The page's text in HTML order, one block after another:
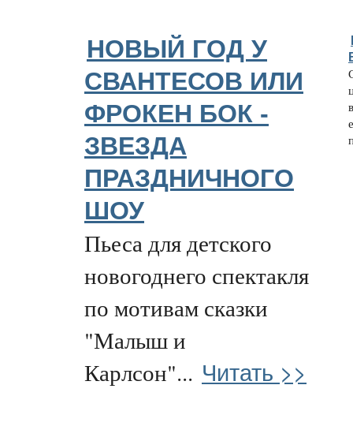
НОВЫЙ ГОД У
СВАНТЕСОВ ИЛИ
ФРОКЕН БОК -
ЗВЕЗДА
ПРАЗДНИЧНОГО
ШОУ
Пьеса для детского
новогоднего спектакля
по мотивам сказки
"Малыш и
Карлсон"... Читать >>